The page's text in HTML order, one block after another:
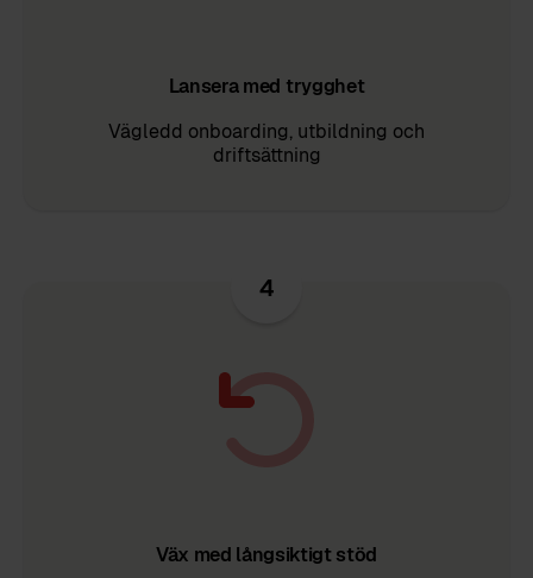
Lansera med trygghet
Vägledd onboarding, utbildning och
driftsättning
4
Väx med långsiktigt stöd